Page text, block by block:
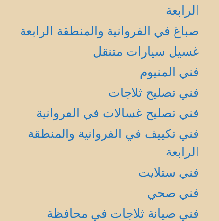
الرابعة
صباغ في الفروانية والمنطقة الرابعة
غسيل سيارات متنقل
فني المنيوم
فني تصليح ثلاجات
فني تصليح غسالات في الفروانية
فني تكييف في الفروانية والمنطقة
الرابعة
فني ستلايت
فني صحي
فني صيانة ثلاجات في محافظة